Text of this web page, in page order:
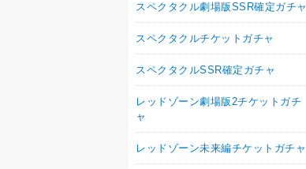
スペクタクル劇場版SSR確定ガチャ
スペクタクルチケットガチャ
スペクタクルSSR確定ガチャ
レッドゾーン劇場版2チケットガチ
ャ
レッドゾーン未来編チケットガチャ